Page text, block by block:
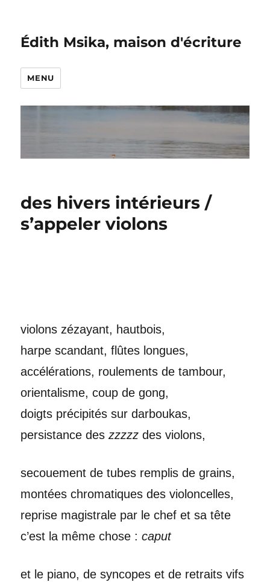
Édith Msika, maison d'écriture
MENU
des hivers intérieurs /
s’appeler violons
violons zézayant, hautbois,
harpe scandant, flûtes longues,
accélérations, roulements de tambour,
orientalisme, coup de gong,
doigts précipités sur darboukas,
persistance deszzzzz des violons,
secouement de tubes remplis de grains,
montées chromatiques des violoncelles,
reprise magistrale par le chef et sa tête
c’est la même chose :caput
et le piano, de syncopes et de retraits vifs